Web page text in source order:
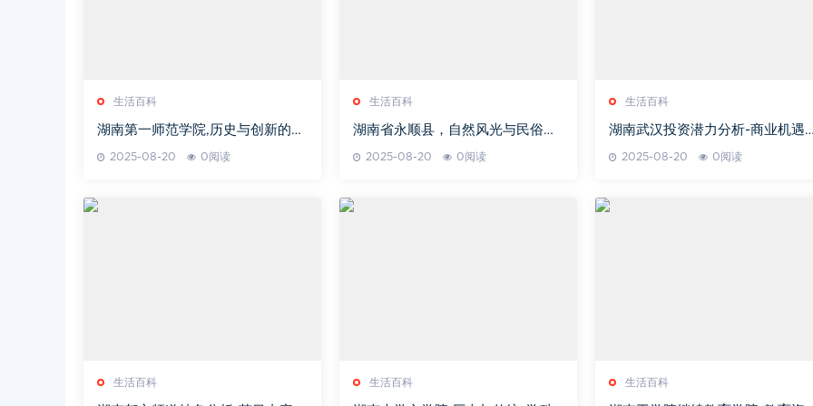
生活百科
湖南第一师范学院,历史与创新的融
2025-08-20 0阅读
生活百科
湖南省永顺县，自然风光与民俗文
化的完美融合-探索之旅
2025-08-20 0阅读
生活百科
湖南武汉投资潜力分析-商业机遇
2025-08-20 0阅读
生活百科 生活百科 生活百科